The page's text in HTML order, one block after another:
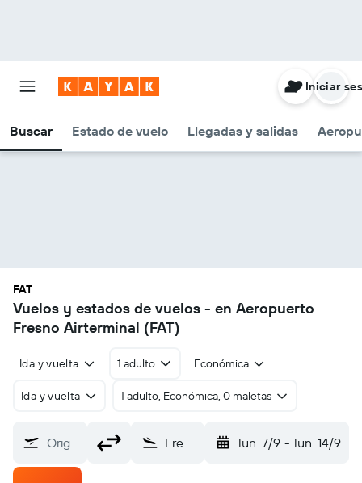
Buscar Estado de vuelo Llegadas y salidas
Iniciar
FAT
Vuelos y estados de vuelos - en Aeropuerto
Fresno Airterminal (FAT)
Ida y vuelta 1 adulto Económica
Ida y vuelta 1 adulto, Económica, 0 maletas
Origen Fresno Airterminal (FAT) lun. 7/9 - lun. 14/9